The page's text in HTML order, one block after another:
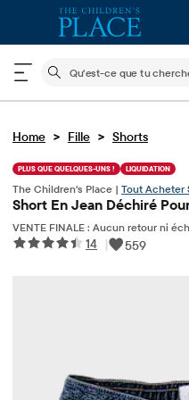
Le champ de
Home > Fille > Shorts
PLUS QUE QUELQUES-UNS ! LIQUIDATION
The Children's Place | Tout Acheter
Short En Jean Déchiré
VENTE FINALE : Aucun retour ni
14 | 559